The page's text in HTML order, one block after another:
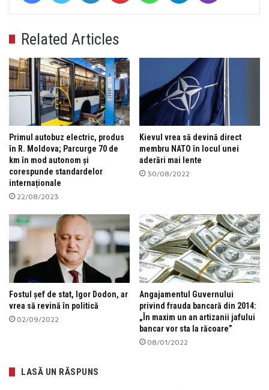
Related Articles
Primul autobuz electric, produs
în R. Moldova; Parcurge 70 de
km în mod autonom și
corespunde standardelor
internaționale
22/08/2023
Kievul vrea să devină direct
membru NATO în locul unei
aderări mai lente
30/08/2022
Fostul șef de stat, Igor Dodon, ar
vrea să revină în politică
02/09/2022
Angajamentul Guvernului
privind frauda bancară din 2014:
„În maxim un an artizanii jafului
bancar vor sta la răcoare”
08/01/2022
LASĂ UN RĂSPUNS